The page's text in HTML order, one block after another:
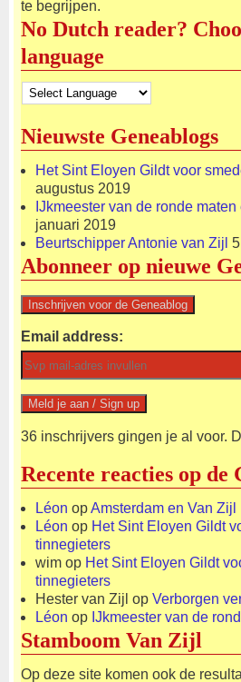
te begrijpen.
No Dutch reader?
language
Nieuwste Geneablogs
Het Sint Eloyen Gildt voor
augustus 2019
IJkmeester van de ronde
januari 2019
Beurtschipper Antonie van Zijl
Abonneer op nieuwe
Email address:
36 inschrijvers gingen je al voor.
Recente reacties op de
Léon opAmsterdam en Van Zijl
Léon op Het Sint Eloyen Gildt
tinnegieters
wim op Het Sint Eloyen Gildt
tinnegieters
Hester van Zijl op Verborgen
Léon op IJkmeester van de
Stamboom Van Zijl
Op deze site komen ook de